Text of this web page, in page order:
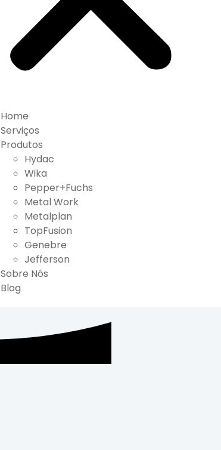
Home
Serviços
Produtos
Hydac
Wika
Pepper+Fuchs
Metal Work
Metalplan
TopFusion
Genebre
Jefferson
Sobre Nós
Blog